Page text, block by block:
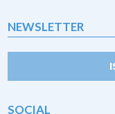
NEWSLETTER
SOCIAL